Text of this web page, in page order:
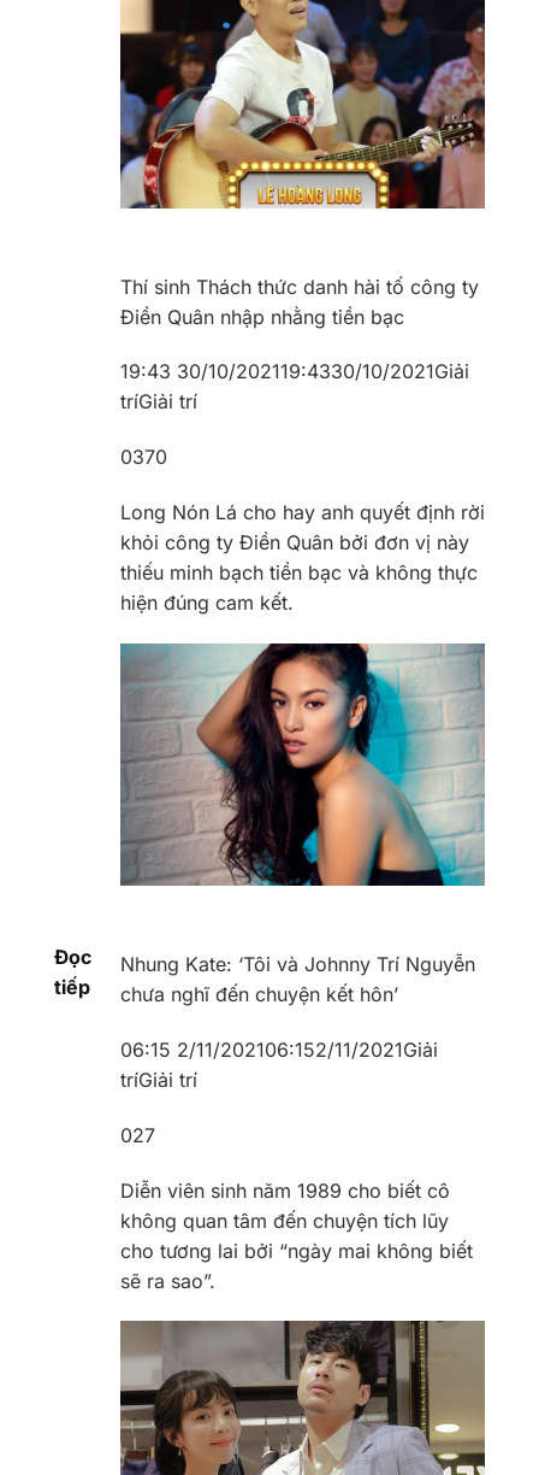
Đọc
tiếp
Thí sinh Thách thức danh hài tố công ty
Điền Quân nhập nhằng tiền bạc
19:43 30/10/202119:4330/10/2021Giải
tríGiải trí
0370
Long Nón Lá cho hay anh quyết định rời
khỏi công ty Điền Quân bởi đơn vị này
thiếu minh bạch tiền bạc và không thực
hiện đúng cam kết.
Nhung Kate: ‘Tôi và Johnny Trí Nguyễn
chưa nghĩ đến chuyện kết hôn’
06:15 2/11/202106:152/11/2021Giải
tríGiải trí
027
Diễn viên sinh năm 1989 cho biết cô
không quan tâm đến chuyện tích lũy
cho tương lai bởi “ngày mai không biết
sẽ ra sao”.